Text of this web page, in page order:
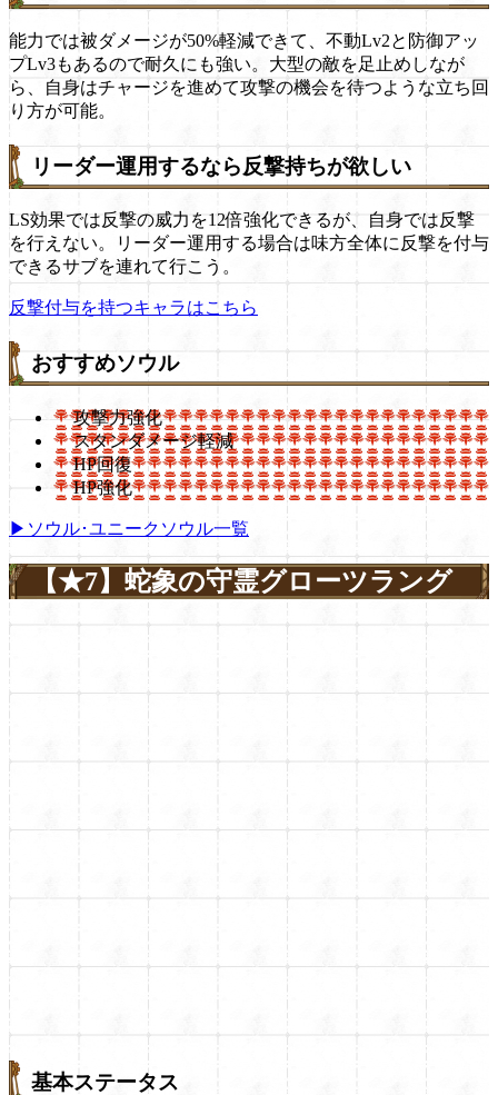
能力では被ダメージが50%軽減できて、不動Lv2と防御アッ
プLv3もあるので耐久にも強い。大型の敵を足止めしなが
ら、自身はチャージを進めて攻撃の機会を待つような立ち回
り方が可能。
リーダー運用するなら反撃持ちが欲しい
LS効果では反撃の威力を12倍強化できるが、自身では反撃
を行えない。リーダー運用する場合は味方全体に反撃を付与
できるサブを連れて行こう。
反撃付与を持つキャラはこちら
おすすめソウル
攻撃力強化
スタンダメージ軽減
HP回復
HP強化
▶ソウル･ユニークソウル一覧
【★7】蛇象の守霊グローツラング
基本ステータス